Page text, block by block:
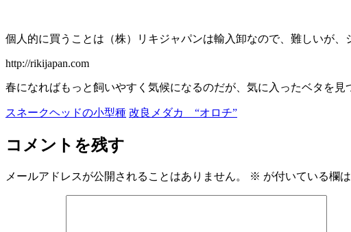
個人的に買うことは（株）リキジャパンは輸入卸なので、難しいが
http://rikijapan.com
春になればもっと飼いやすく気候になるのだが、気に入ったベタを見
スネークヘッドの小型種 改良メダカ “オロチ”
コメントを残す
メールアドレスが公開されることはありません。 ※ が付いている欄